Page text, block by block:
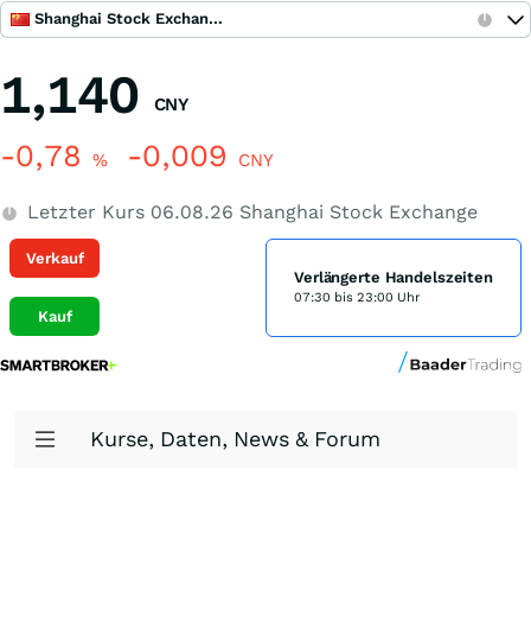
Shanghai Stock Exchange
1,140 CNY
-0,78 % -0,009 CNY
Letzter Kurs 06.08.26 Shanghai Stock Exchange
Verkauf
Kauf
Verlängerte Handelszeiten
07:30 bis 23:00 Uhr
Kurse, Daten, News & Forum